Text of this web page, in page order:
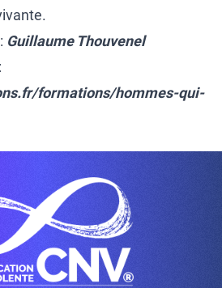
Guillaume Thouvenel
formations/hommes-qui-